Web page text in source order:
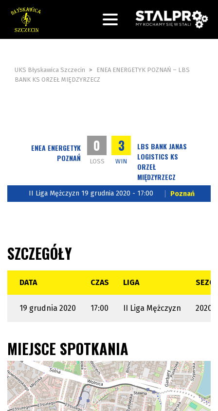
UKS Błyskawica Szczecin >
ENEA ENERGETYK POZNAŃ – LBS
BANK KS ORZEŁ MIĘDZYRZECZ
ENEA ENERGETYK
POZNAŃ
0
LOSS
3
WIN
LBS BANK JANAS
LOGISTICS KS
ORZEŁ
MIĘDZYRZECZ
II Liga Mężczyzn 19 grudnia 2020 - 17:00 Poznań
SZCZEGÓŁY
DATA CZAS LIGA
19 grudnia 2020 17:00 II Liga Mężczyzn 2020
MIEJSCE SPOTKANIA